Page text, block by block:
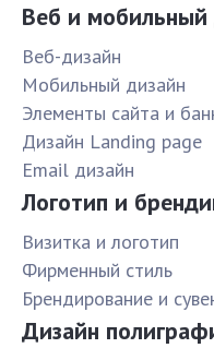
Веб и мобильный
Веб-дизайн
Мобильный дизайн
Элементы сайта и
Дизайн Landing page
Email дизайн
Логотип и
Визитка и логотип
Фирменный стиль
Брендирование и
Дизайн